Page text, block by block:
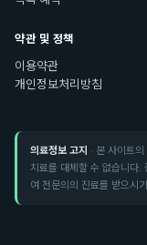
약관 및 정책
이용약관
개인정보처리방침
의료정보 고지 · 본 사이트
치료를 대체할 수 없습니다.
여 전문의의 진료를 받으시